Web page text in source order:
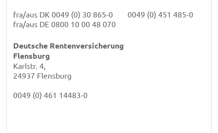
fra/aus DK 0049 (0) 30 865-0
fra/aus DE 0800 10 00 48 070
0049 (0) 451 485-0
Deutsche Rentenversicherung
Flensburg
Karlstr. 4,
24937 Flensburg
0049 (0) 461 14483-0